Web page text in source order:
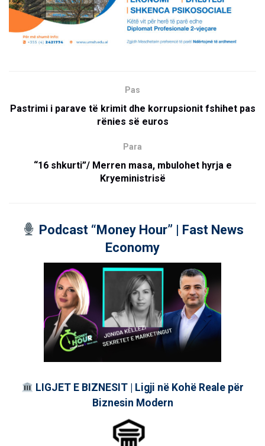
Pas
Pastrimi i parave të krimit dhe korrupsionit fshihet pas
rënies së euros
Para
“16 shkurti”/ Merren masa, mbulohet hyrja e
Kryeministrisë
Podcast “Money Hour” | Fast News
Economy
LIGJET E BIZNESIT | Ligji në Kohë Reale për
Biznesin Modern